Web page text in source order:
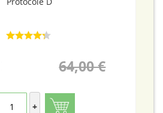
64,00 €
+